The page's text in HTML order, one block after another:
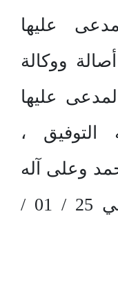
عليها
ووكالة
عليها
التوفيق ،
وعلى آله
وصحبه وسلم . حرر في 25 / 01 /